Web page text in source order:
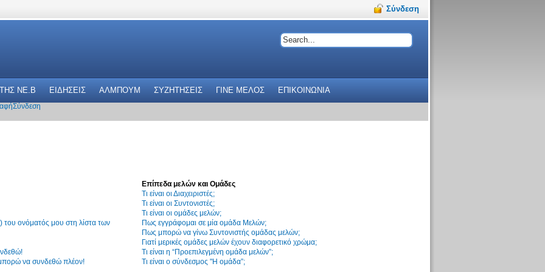
Σύνδεση
NE.B ΕΙΔΗΣΕΙΣ ΑΛΜΠΟΥΜ ΣΥΖΗΤΗΣΕΙΣ ΓΙΝΕ ΜΕΛΟΣ ΕΠΙΚΟΙΝΩΝΙΑ
Σύνδεση
ονόματός μου στη λίστα των
να συνδεθώ πλέον!
Επίπεδα μελών και Ομάδες
Τι είναι οι Διαχειριστές;
Τι είναι οι Συντονιστές;
Τι είναι οι ομάδες μελών;
Πως εγγράφομαι σε μία ομάδα Μελών;
Πως μπορώ να γίνω Συντονιστής ομάδας μελών;
Γιατί μερικές ομάδες μελών έχουν διαφορετικό χρώμα;
Τι είναι η “Προεπιλεγμένη ομάδα μελών”;
Τι είναι ο σύνδεσμος "Η ομάδα”;